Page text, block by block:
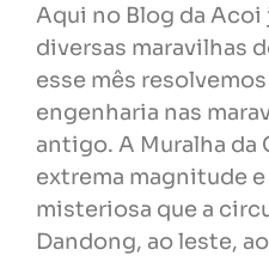
Aqui no Blog da Acoi
diversas maravilhas
esse mês
engenharia nas
antigo. A Muralha da
extrema magnitude
misteriosa que a
Dandong, ao leste,